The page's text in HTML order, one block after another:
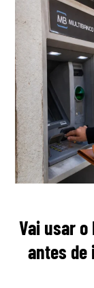
Vai usar o
antes